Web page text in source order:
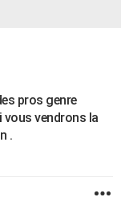
pros genre
vendrons la
.